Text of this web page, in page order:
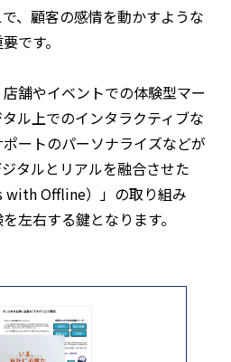
、顧客の感情を動かすような
です。
舗やイベントでの体験型マー
ル上でのインタラクティブな
ートのパーソナライズなどが
タルとリアルを融合させた
with Offline）」の取り組み
左右する鍵となります。